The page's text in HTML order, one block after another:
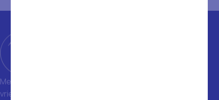
Met een magazijn van 1400 m² en
vriezers met een totale inhoud van 1500